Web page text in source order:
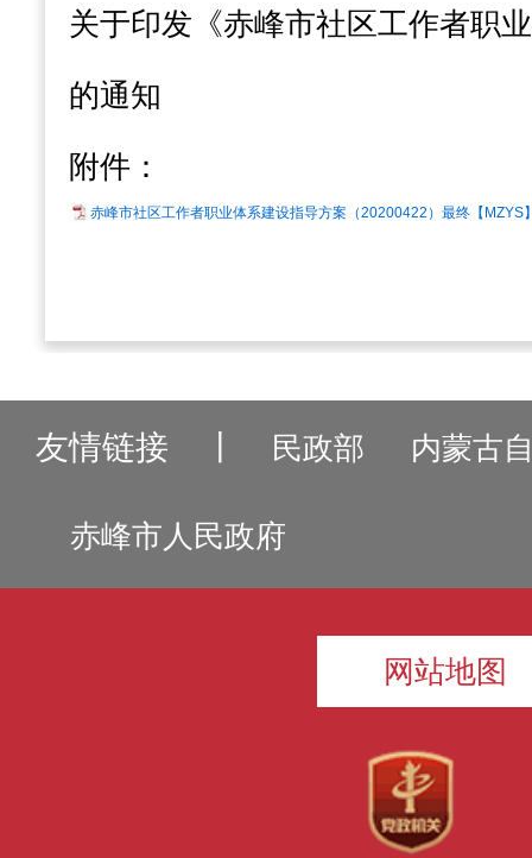
关于印发《赤峰市社区工作者职
的通知
附件：
赤峰市社区工作者职业体系建设指导方案（20200422）最终【MZYS
友情链接 民政部 内蒙古
赤峰市人民政府
网站地图